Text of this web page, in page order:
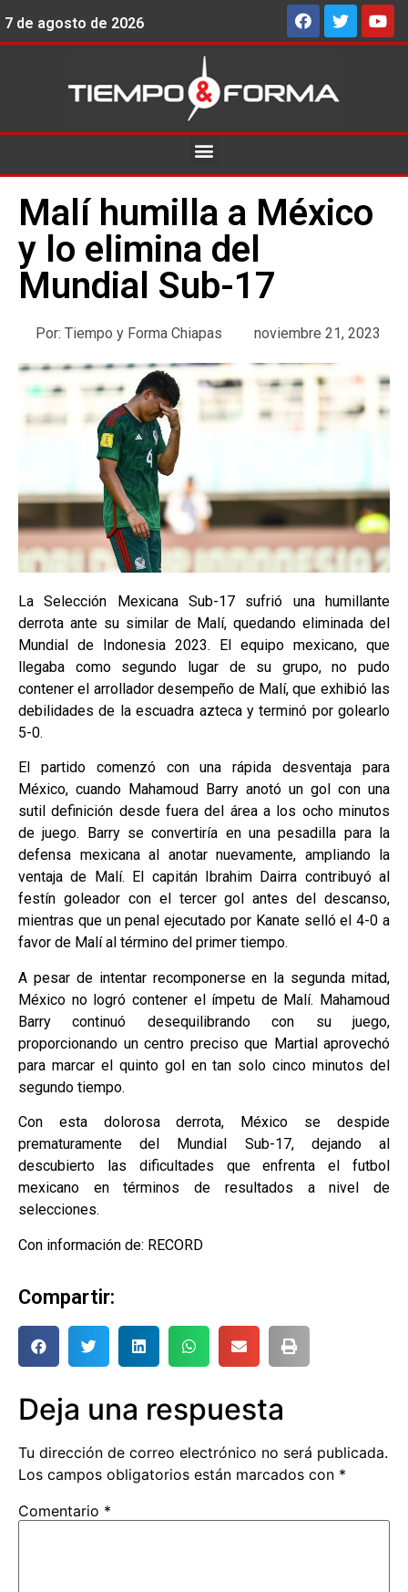
7 de agosto de 2026
Malí humilla a México
y lo elimina del
Mundial Sub-17
Por: Tiempo y Forma Chiapas noviembre 21, 2023
La Selección Mexicana Sub-17 sufrió una humillante
derrota ante su similar de Malí, quedando eliminada del
Mundial de Indonesia 2023. El equipo mexicano, que
llegaba como segundo lugar de su grupo, no pudo
contener el arrollador desempeño de Malí, que exhibió las
debilidades de la escuadra azteca y terminó por golearlo
5-0.
El partido comenzó con una rápida desventaja para
México, cuando Mahamoud Barry anotó un gol con una
sutil definición desde fuera del área a los ocho minutos
de juego. Barry se convertiría en una pesadilla para la
defensa mexicana al anotar nuevamente, ampliando la
ventaja de Malí. El capitán Ibrahim Dairra contribuyó al
festín goleador con el tercer gol antes del descanso,
mientras que un penal ejecutado por Kanate selló el 4-0 a
favor de Malí al término del primer tiempo.
A pesar de intentar recomponerse en la segunda mitad,
México no logró contener el ímpetu de Malí. Mahamoud
Barry continuó desequilibrando con su juego,
proporcionando un centro preciso que Martial aprovechó
para marcar el quinto gol en tan solo cinco minutos del
segundo tiempo.
Con esta dolorosa derrota, México se despide
prematuramente del Mundial Sub-17, dejando al
descubierto las dificultades que enfrenta el futbol
mexicano en términos de resultados a nivel de
selecciones.
Con información de: RECORD
Compartir:
Deja una respuesta
Tu dirección de correo electrónico no será publicada.
Los campos obligatorios están marcados con *
Comentario *